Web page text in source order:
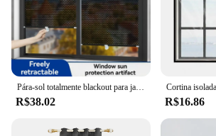
R$38.02 R$16.86